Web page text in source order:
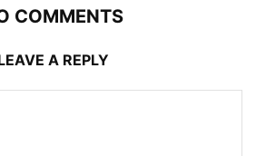
COMMENTS
A REPLY